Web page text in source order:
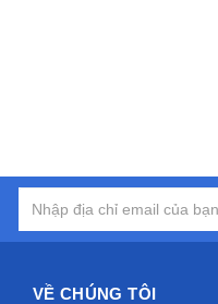
VỀ CHÚNG TÔI